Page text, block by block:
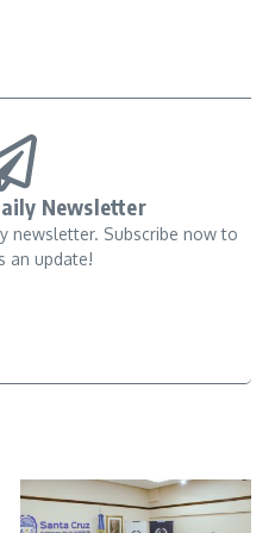
Newsletter
newsletter. Subscribe now to
an update!